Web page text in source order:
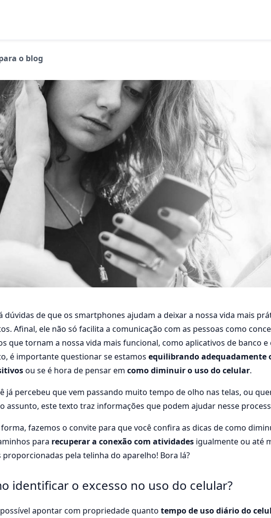
o blog
passa tempo demais nas
dicas de como diminuir o
de 2023 5 min de leitura 123 visualizações
dúvidas de que os smartphones ajudam a deixar a nossa vida mais
Afinal, ele não só facilita a comunicação com as pessoas como
que tornam a nossa vida mais funcional, como aplicativos de banco
é importante questionar se estamos equilibrando adequadamente
ou se é hora de pensar em como diminuir o uso do celular.
já percebeu que vem passando muito tempo de olho nas telas, ou
assunto, este texto traz informações que podem ajudar nesse
forma, fazemos o convite para que você confira as dicas de como
para recuperar a conexão com atividades igualmente ou até
proporcionadas pela telinha do aparelho! Bora lá?
identificar o excesso no uso do celular?
apontar com propriedade quanto tempo de uso diário do